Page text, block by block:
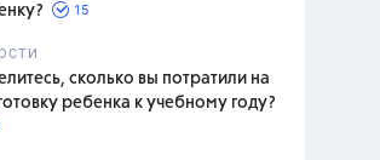
15
сколько вы потратили на
ребенка к учебному году?